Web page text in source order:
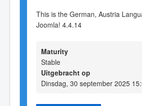
This is the German, Austria
Joomla! 4.4.14
Maturity
Stable
Uitgebracht op
Dinsdag, 30 september 2025